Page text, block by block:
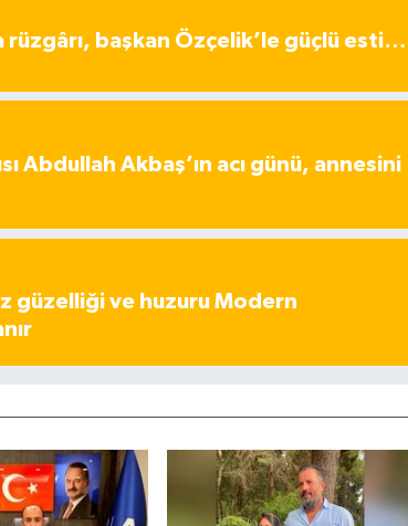
rüzgârı, başkan Özçelik’le güçlü esti…
Abdullah Akbaş’ın acı günü, annesini
güzelliği ve huzuru Modern